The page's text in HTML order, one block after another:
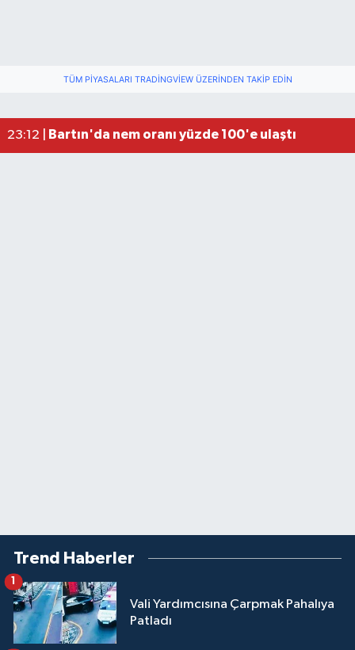
TÜM PIYASALARI TRADINGVIEW ÜZERINDEN TAKIP EDIN
23:12 |
Bartın'da nem oranı yüzde 100'e ulaştı
Trend Haberler
Vali Yardımcısına Çarpmak Pahalıya
Patladı
1